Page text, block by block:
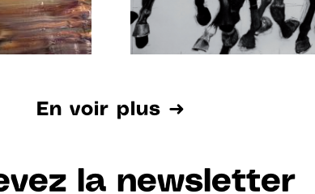
En voir plus ➜
la newsletter